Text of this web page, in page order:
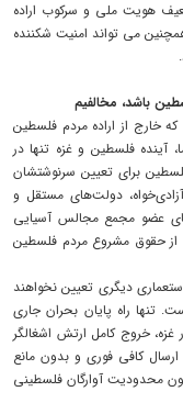
هویت ملی و سرکوب اراده‌
می تواند امنیت شکننده‌
باشد، مخالفیم
خارج از اراده مردم فلسطین
آینده فلسطین و غزه تنها در
برای تعیین سرنوشتشان
دولت‌های مستقل و
های عضو مجمع مجالس آسیایی
از حقوق مشروع مردم فلسطین
دیگری تعیین نخواهند
راه پایان بحران جاری
غزه، خروج کامل ارتش اشغالگر
کافی فوری و بدون مانع
محدودیت آوارگان فلسطینی